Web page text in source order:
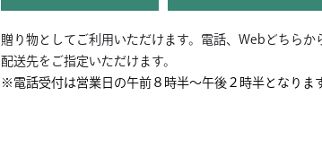
贈り物としてご利用いただけます。電話、Webどちらか
配送先をご指定いただけます。
※電話受付は営業日の午前８時半～午後２時半となりま